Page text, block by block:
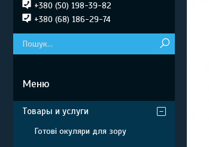
+380 (50) 198-39-82
+380 (68) 186-29-74
Товары и услуги
Готові окуляри для зору